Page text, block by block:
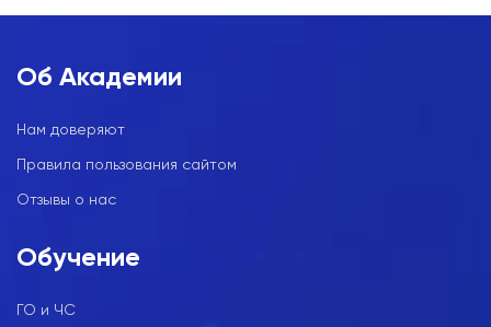
Об Академии
Нам доверяют
Правила пользования сайтом
Отзывы о нас
Обучение
ГО и ЧС